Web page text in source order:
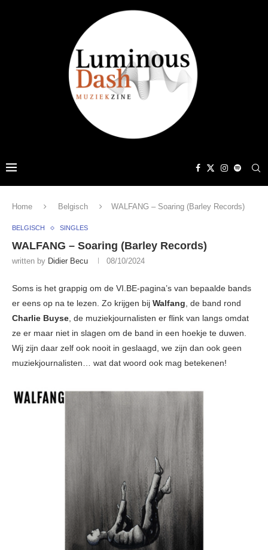
Home Belgisch WALFANG – Soaring (Barley Records)
BELGISCH SINGLES
WALFANG – Soaring (Barley Records)
written by Didier Becu 08/10/2024
Soms is het grappig om de VI.BE-pagina’s van bepaalde bands
er eens op na te lezen. Zo krijgen bij Walfang, de band rond
Charlie Buyse, de muziekjournalisten er flink van langs omdat
ze er maar niet in slagen om de band in een hoekje te duwen.
Wij zijn daar zelf ook nooit in geslaagd, we zijn dan ook geen
muziekjournalisten… wat dat woord ook mag betekenen!